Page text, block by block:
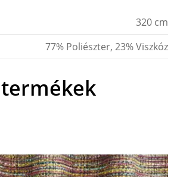
320 cm
77% Poliészter, 23% Viszkóz